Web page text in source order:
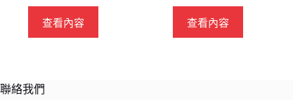
查看內容 查看內容
聯絡我們